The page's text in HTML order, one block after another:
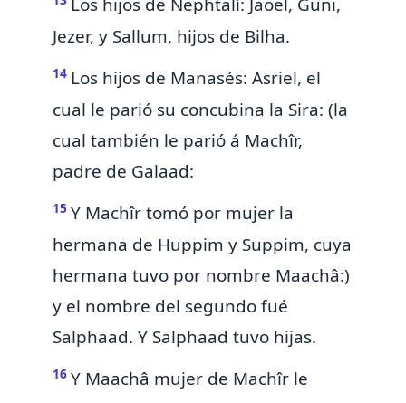
Los hijos de Nephtalí: Jaoel, Guni,
Jezer, y Sallum, hijos de Bilha.
14 Los hijos de Manasés: Asriel, el
cual le parió su concubina la Sira: (la
cual también le parió á Machîr,
padre de Galaad:
15 Y Machîr tomó por mujer la
hermana de Huppim y Suppim, cuya
hermana tuvo por nombre Maachâ:)
y el nombre del segundo fué
Salphaad. Y Salphaad tuvo hijas.
16 Y Maachâ mujer de Machîr le